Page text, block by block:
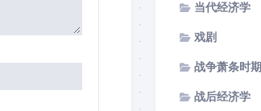
当代经济学
戏剧
战争萧条时期
战后经济学